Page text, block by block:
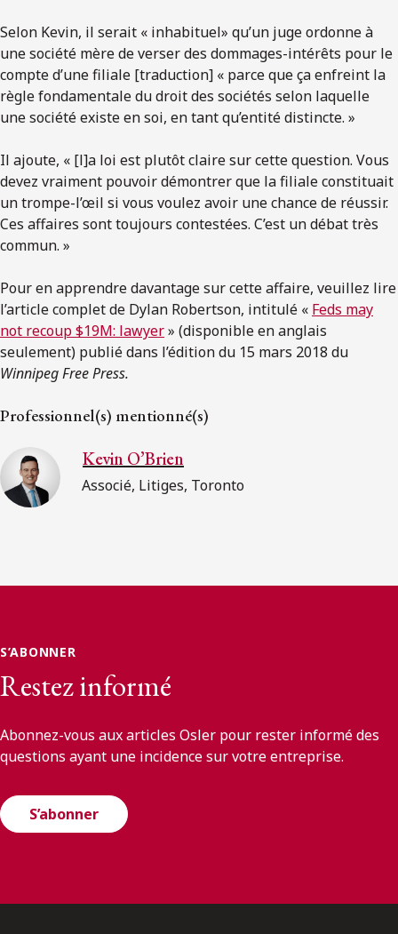
Selon Kevin, il serait « inhabituel» qu’un juge ordonne à
une société mère de verser des dommages-intérêts pour le
compte d’une filiale [traduction] « parce que ça enfreint la
règle fondamentale du droit des sociétés selon laquelle
une société existe en soi, en tant qu’entité distincte. »
Il ajoute, « [l]a loi est plutôt claire sur cette question. Vous
devez vraiment pouvoir démontrer que la filiale constituait
un trompe-l’œil si vous voulez avoir une chance de réussir.
Ces affaires sont toujours contestées. C’est un débat très
commun. »
Pour en apprendre davantage sur cette affaire, veuillez lire
l’article complet de Dylan Robertson, intitulé « Feds may
not recoup $19M: lawyer» (disponible en anglais
seulement) publié dans l’édition du 15 mars 2018 du
Winnipeg Free Press.
Professionnel(s) mentionné(s)
Kevin O’Brien
Associé, Litiges, Toronto
S’ABONNER
Restez informé
Abonnez-vous aux articles Osler pour rester informé des
questions ayant une incidence sur votre entreprise.
S’abonner